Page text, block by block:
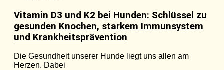
Vitamin D3 und K2 bei Hunden: Schlüssel zu
gesunden Knochen, starkem Immunsystem
und Krankheitsprävention
Die Gesundheit unserer Hunde liegt uns allen am
Herzen. Dabei